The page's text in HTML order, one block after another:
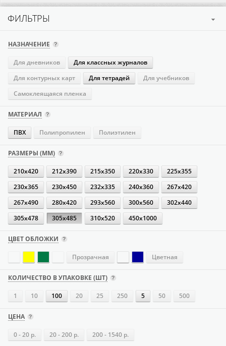
ФИЛЬТРЫ
НАЗНАЧЕНИЕ
Для дневников
Для классных журналов
Для контурных карт
Для тетрадей
Для учебников
Самоклеящаяся пленка
МАТЕРИАЛ
ПВХ Полипропилен Полиэтилен
РАЗМЕРЫ (ММ)
210х420 212х390 215х350 220х330
225х355
230х365
230х450 232х335 240х360
267х420
267х490
280х420 293х560 300х560
302х440
305х478
305х485 310х520 450х1000
ЦВЕТ ОБЛОЖКИ
Прозрачная Цветная
КОЛИЧЕСТВО В УПАКОВКЕ (ШТ)
1 10 100 20 25 250 5 50 500
ЦЕНА
0 - 20 р. 20 - 200 р. 200 - 1540 р.